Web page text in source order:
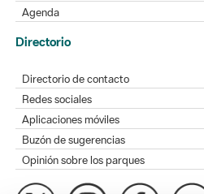
Agenda
Directorio
Directorio de contacto
Redes sociales
Aplicaciones móviles
Buzón de sugerencias
Opinión sobre los parques